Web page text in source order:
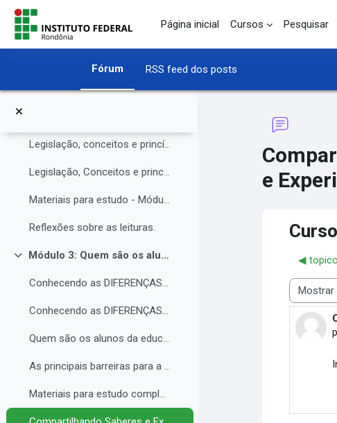
Ir para o conteúdo principal
Página inicial
Cursos Pesquisar
Fórum RSS feed dos posts
Compartilhando Saberes e Experiências.
Legislação, conceitos e princípios da educação inclusiva.
Legislação, Conceitos e princípios da educação inclusiva (parte 2)
Materiais para estudo - Módulo 2.
Reflexões sobre as leituras.
Contrair
Módulo 3: Quem são os alunos da educação inclusiva.
Conhecendo as DIFERENÇAS para promover a IGUALDADE com EQUIDADE.
Conhecendo as DIFERENÇAS para promover a IGUALDADE com EQUIDADE.
Quem são os alunos da educação inclusiva.
As principais barreiras para a inclusão.
Materiais para estudo complementar - Módulo 3.
e
Curso
◀︎
Modo de